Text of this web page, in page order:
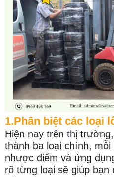
1.Phân biệt các loại
Hiện nay trên thị
thành ba loại chính,
nhược điểm và ứng
rõ từng loại sẽ giúp